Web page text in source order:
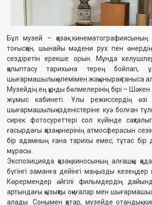
жұмыс кабинеті. Ұлы режиссердің өзі қолданған үстелі,
шығармашылық ізденістеріне куә болған тұлғалық заттары мен
сирек фотосуреттері сол күйінде сақталып, көрерменге ХХ
ғасырдағы қазақ өнерінің атмосферасын сезіндіреді. Бұл жер –
мұрасы.
Экспозицияда қазақ киносының алғашқы қадамдарынан бастап
бүгінгі заманға дейінгі маңызды кезеңдер кеңінен қамтылған.
Көрермендер әйгілі фильмдердің дайындық сәттерін, кадр
артындағы қызықты оқиғалар мен шығармашылық үрдістерді көре
алады. Сонымен қатар, музейде отандық кинематографияның
алтын қорын құрайтын түпнұсқа костюмдер, реквизиттер, тарихи
фото және құжаттық материалдар қойылған. Бұлардың әрқайсысы
– қазақ киносының жанды шежіресі, мәдениетіміздің бейнелі
куәгері.
Музей билеттерін Ticketon.kzсайтынан онлайн сатып алуға
болады. Қазақ киносының тарихымен танысып, әрбір
бұрышынан шығармашылықтың лебін сезініп, ұлттық өнердің
атмосферасына енгіңіз келсе – музейге шақырамыз!
Сондай-ақ қараңыз